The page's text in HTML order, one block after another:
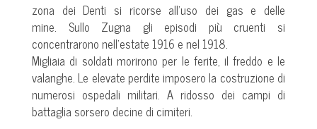
zona dei Denti si ricorse all’uso dei gas e delle
mine. Sullo Zugna gli episodi più cruenti si
concentrarono nell’estate 1916 e nel 1918.
Migliaia di soldati morirono per le ferite, il freddo e le
valanghe. Le elevate perdite imposero la costruzione di
numerosi ospedali militari. A ridosso dei campi di
battaglia sorsero decine di cimiteri.